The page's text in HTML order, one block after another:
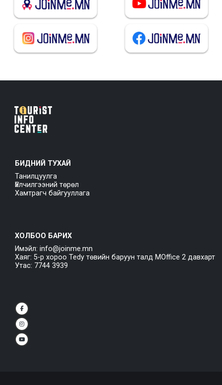
БИДНИЙ ТУХАЙ
Танилцуулга
Үйлчилгээний төрөл
Хамтрагч байгууллага
ХОЛБОО БАРИХ
Имэйл: info@joinme.mn
Хаяг: 5-р хороо Tedy төвийн баруун талд MOffice 2 давхарт
Утас: 7744 3939